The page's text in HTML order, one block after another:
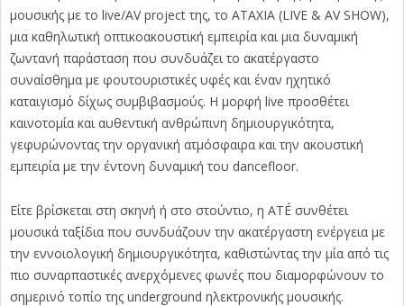
μουσικής με το live/AV project της, το ATAXIA (LIVE & AV SHOW),
μια καθηλωτική οπτικοακουστική εμπειρία και μια δυναμική
ζωντανή παράσταση που συνδυάζει το ακατέργαστο
συναίσθημα με φουτουριστικές υφές και έναν ηχητικό
καταιγισμό δίχως συμβιβασμούς. Η μορφή live προσθέτει
καινοτομία και αυθεντική ανθρώπινη δημιουργικότητα,
γεφυρώνοντας την οργανική ατμόσφαιρα και την ακουστική
εμπειρία με την έντονη δυναμική του dancefloor.
Είτε βρίσκεται στη σκηνή ή στο στούντιο, η ATÉ συνθέτει
μουσικά ταξίδια που συνδυάζουν την ακατέργαστη ενέργεια με
την εννοιολογική δημιουργικότητα, καθιστώντας την μία από τις
πιο συναρπαστικές ανερχόμενες φωνές που διαμορφώνουν το
σημερινό τοπίο της underground ηλεκτρονικής μουσικής.